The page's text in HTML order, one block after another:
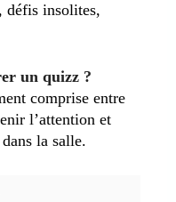
défis insolites,
un quizz ?
comprise entre
l’attention et
la salle.